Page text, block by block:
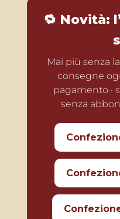
🔁 Novità:
Mai più senza
consegne
pagamento ·
senza